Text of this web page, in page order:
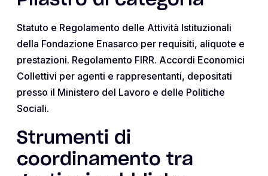
Statuto e Regolamento delle Attività Istituzionali
della Fondazione Enasarco per requisiti, aliquote e
prestazioni. Regolamento FIRR. Accordi Economici
Collettivi per agenti e rappresentanti, depositati
presso il Ministero del Lavoro e delle Politiche
Sociali.
Strumenti di
coordinamento tra